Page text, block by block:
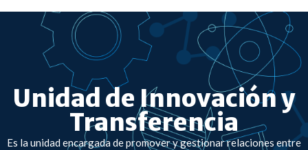
Unidad de Innovación y
Transferencia
Es la unidad encargada de promover y gestionar relaciones entre